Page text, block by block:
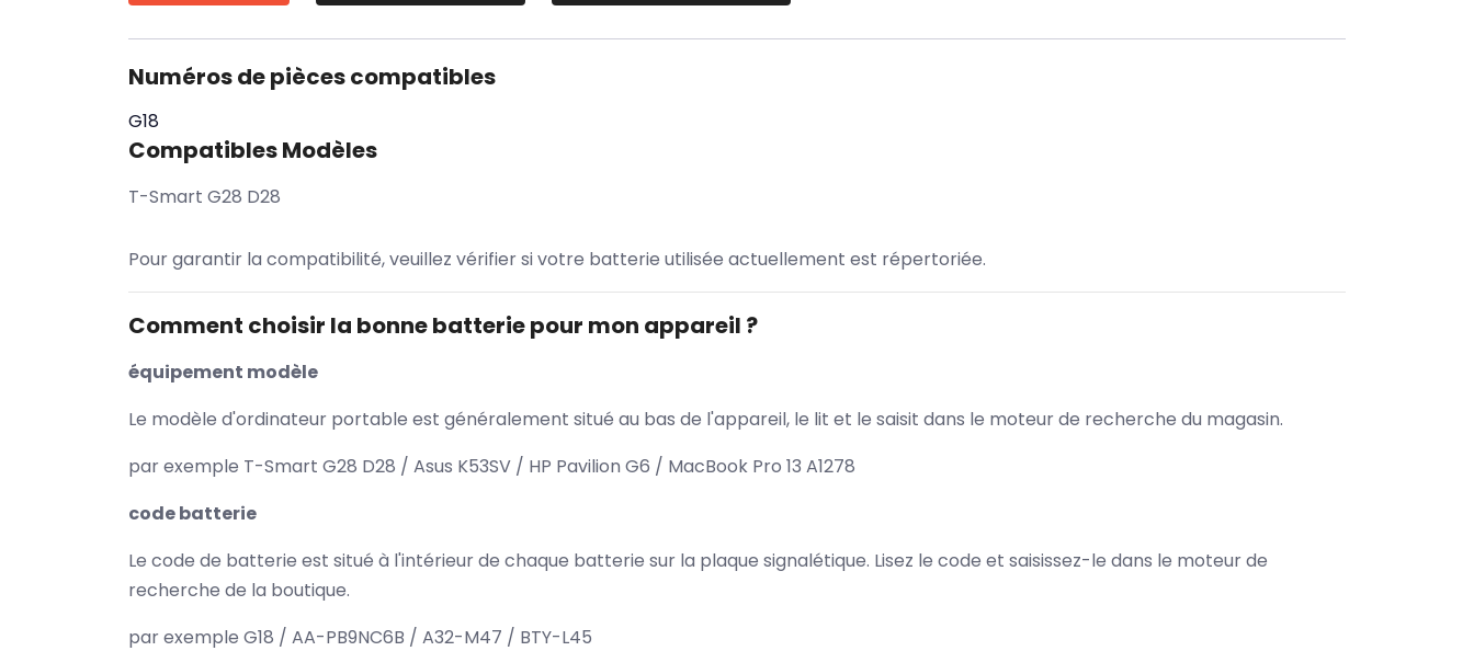
Numéros de pièces compatibles
G18
Compatibles Modèles
T-Smart G28 D28
Pour garantir la compatibilité, veuillez vérifier si votre batterie utilisée actuellement est répertoriée.
Comment choisir la bonne batterie pour mon appareil ?
équipement modèle
Le modèle d'ordinateur portable est généralement situé au bas de l'appareil, le lit et le saisit dans le moteur de recherche du magasin.
par exemple T-Smart G28 D28 / Asus K53SV / HP Pavilion G6 / MacBook Pro 13 A1278
code batterie
Le code de batterie est situé à l'intérieur de chaque batterie sur la plaque signalétique. Lisez le code et saisissez-le dans le moteur de
recherche de la boutique.
par exemple G18 / AA-PB9NC6B / A32-M47 / BTY-L45